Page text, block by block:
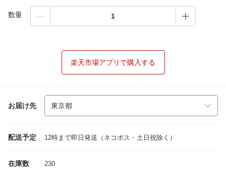
数量
楽天市場アプリで購入する
お届け先
配送予定 12時まで即日発送（ネコポス・土日祝除く）
在庫数 230